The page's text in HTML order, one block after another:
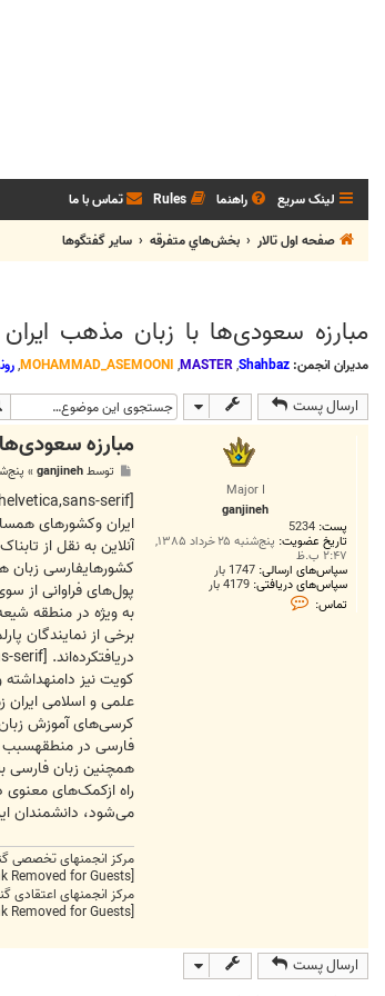
لینک سریع راهنما Rules تماس با ما
صفحه اول تالار
بخش‌‌هاي متفرقه ساير گفتگوها
مبارزه سعودی‌ها با زبان مذهب ايران
مدیران انجمن: Shahbaz
,
MASTER
,
MOHAMMAD_ASEMOONI
,
ارسال پست
Major I
ganjineh
پست: 5234
تاریخ عضویت: پنج‌شنبه ۲۵ خرداد ۱۳۸۵,
۲:۴۷ ب.ظ
سپاس‌های ارسالی: 1747 بار
سپاس‌های دریافتی: 4179 بار
تماس:
ت
مبارزه
ت
توسطganjineh
» پنج‌شنبه ۱۶
ایران وکشورهای
آنلاين به نقل از
کشورهایفارسی زبان
پول‌های فراوانی از
به ویژه در منطقه
برخی از نمایندگان
دریافتکرده‌اند.
کویت نیز
علمی و اسلامی ایران
کرسی‌های آموزش زبان
فارسی در منطقهسبب
همچنین زبان فارسی
راه ازکمک‌های معنوی
می‌شود، دانشمندان
مرکز انجمنهای تخصصی
[External Link Removed for Guests]
مرکز انجمنهای اعتقادی
[External Link Removed for Guests]
ارسال پست